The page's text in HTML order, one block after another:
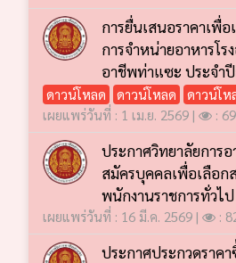
การยื่นเสนอราคาเพื่
การจำหน่ายอาหารโร
อาชีพท่าแซะ ประจำ
ดาวน์โหลด ดาวน์โหลด ดาวน์โห
เผยแพร่วันที่ : 1 เม.ย. 2569 |
: 69
ประกาศวิทยาลัยการ
สมัครบุคคลเพื่อเลือก
พนักงานราชการทั่วไป
เผยแพร่วันที่ : 16 มี.ค. 2569 |
:
ประกาศประกวดราค